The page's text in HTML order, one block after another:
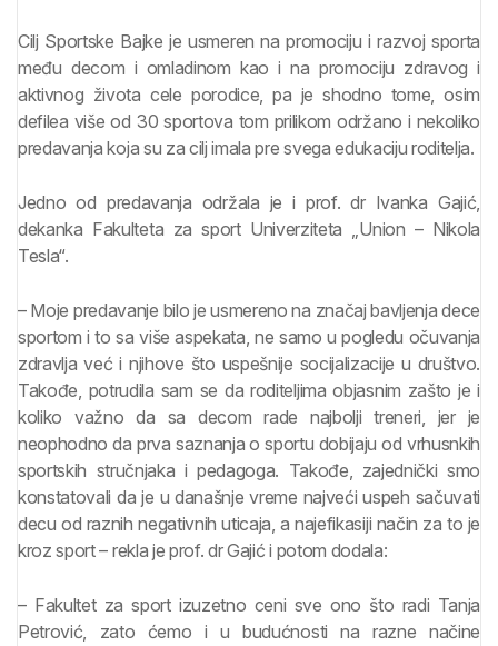
Cilj Sportske Bajke je usmeren na promociju i razvoj sporta
među decom i omladinom kao i na promociju zdravog i
aktivnog života cele porodice, pa je shodno tome, osim
defilea više od 30 sportova tom prilikom održano i nekoliko
predavanja koja su za cilj imala pre svega edukaciju roditelja.
Jedno od predavanja održala je i prof. dr Ivanka Gajić,
dekanka Fakulteta za sport Univerziteta „Union – Nikola
Tesla“.
– Moje predavanje bilo je usmereno na značaj bavljenja dece
sportom i to sa više aspekata, ne samo u pogledu očuvanja
zdravlja već i njihove što uspešnije socijalizacije u društvo.
Takođe, potrudila sam se da roditeljima objasnim zašto je i
koliko važno da sa decom rade najbolji treneri, jer je
neophodno da prva saznanja o sportu dobijaju od vrhusnkih
sportskih stručnjaka i pedagoga. Takođe, zajednički smo
konstatovali da je u današnje vreme najveći uspeh sačuvati
decu od raznih negativnih uticaja, a najefikasiji način za to je
kroz sport – rekla je prof. dr Gajić i potom dodala:
– Fakultet za sport izuzetno ceni sve ono što radi Tanja
Petrović, zato ćemo i u budućnosti na razne načine